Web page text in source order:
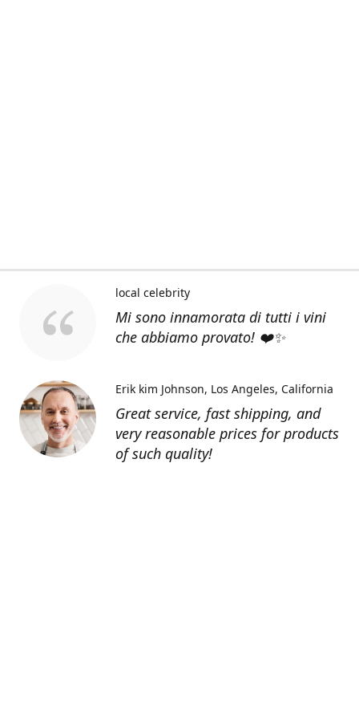
Mi sono innamorata di tutti i vini
che abbiamo provato! ❤️✨
local celebrity
Great service, fast shipping, and
very reasonable prices for products
of such quality!
Erik kim Johnson Los Angeles, California